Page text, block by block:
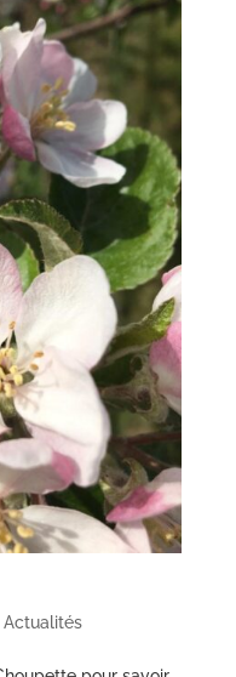
Actualités